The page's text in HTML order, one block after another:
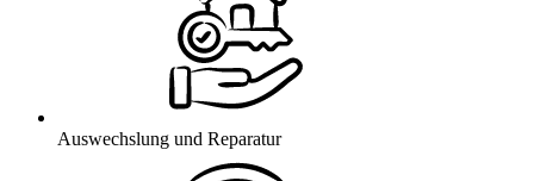
Auswechslung und Reparatur